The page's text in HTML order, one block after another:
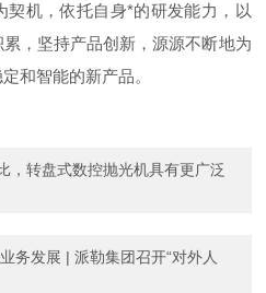
机，依托自身*的研发能力，以
，坚持产品创新，源源不断地为
和智能的新产品。
，转盘式数控抛光机具有更广泛
务发展 | 派勒集团召开“对外人